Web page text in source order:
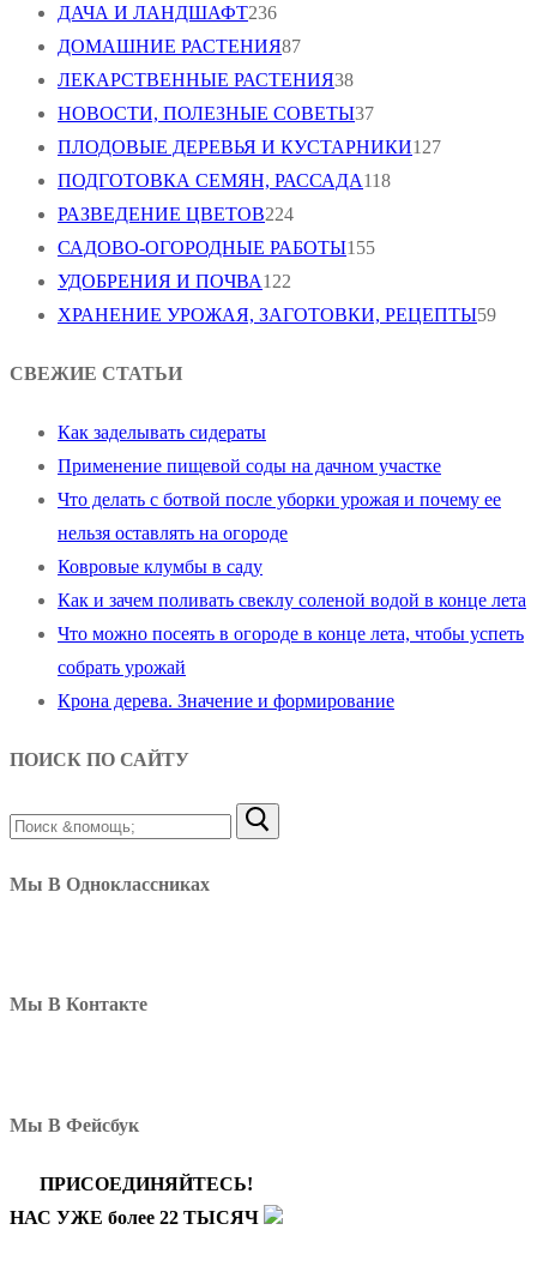
ДАЧА И ЛАНДШАФТ236
ДОМАШНИЕ РАСТЕНИЯ87
ЛЕКАРСТВЕННЫЕ РАСТЕНИЯ38
НОВОСТИ, ПОЛЕЗНЫЕ СОВЕТЫ37
ПЛОДОВЫЕ ДЕРЕВЬЯ И КУСТАРНИКИ127
ПОДГОТОВКА СЕМЯН, РАССАДА118
РАЗВЕДЕНИЕ ЦВЕТОВ224
САДОВО-ОГОРОДНЫЕ РАБОТЫ155
УДОБРЕНИЯ И ПОЧВА122
ХРАНЕНИЕ УРОЖАЯ, ЗАГОТОВКИ, РЕЦЕПТЫ59
СВЕЖИЕ СТАТЬИ
Как заделывать сидераты
Применение пищевой соды на дачном участке
Что делать с ботвой после уборки урожая и почему ее
нельзя оставлять на огороде
Ковровые клумбы в саду
Как и зачем поливать свеклу соленой водой в конце лета
Что можно посеять в огороде в конце лета, чтобы успеть
собрать урожай
Крона дерева. Значение и формирование
ПОИСК ПО САЙТУ
Найти:
Мы В Одноклассниках
Мы В Контакте
Мы В Фейсбук
ПРИСОЕДИНЯЙТЕСЬ!
НАС УЖЕ более 22 ТЫСЯЧ